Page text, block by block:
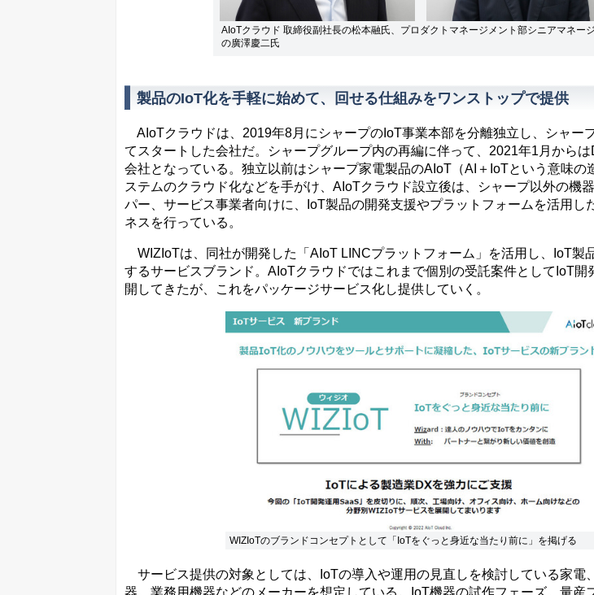
AIoTクラウド 取締役副社長の松本融氏、プロダクトマネージメント部シニアマネー
の廣澤慶二氏
製品のIoT化を手軽に始めて、回せる仕組みをワンストップで提供
AIoTクラウドは、2019年8月にシャープのIoT事業本部を分離独立し、シャー
てスタートした会社だ。シャープグループ内の再編に伴って、2021年1月から
会社となっている。独立以前はシャープ家電製品のAIoT（AI＋IoTという意味の
ステムのクラウド化などを手がけ、AIoTクラウド設立後は、シャープ以外の機
パー、サービス事業者向けに、IoT製品の開発支援やプラットフォームを活用し
ネスを行っている。
WIZIoTは、同社が開発した「AIoT LINCプラットフォーム」を活用し、IoT製
するサービスブランド。AIoTクラウドではこれまで個別の受託案件としてIoT開
開してきたが、これをパッケージサービス化し提供していく。
WIZIoTのブランドコンセプトとして「IoTをぐっと身近な当たり前に」を掲げる
サービス提供の対象としては、IoTの導入や運用の見直しを検討している家電
器、業務用機器などのメーカーを想定している。IoT機器の試作フェーズ、量産